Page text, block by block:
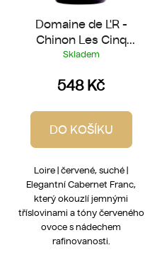
Domaine de L'R -
Chinon Les Cinq
Eléments 2023
Skladem
548 Kč
DO KOŠÍKU
Loire | červené, suché |
Elegantní Cabernet Franc,
který okouzlí jemnými
tříslovinami a tóny červeného
ovoce s nádechem
rafinovanosti.